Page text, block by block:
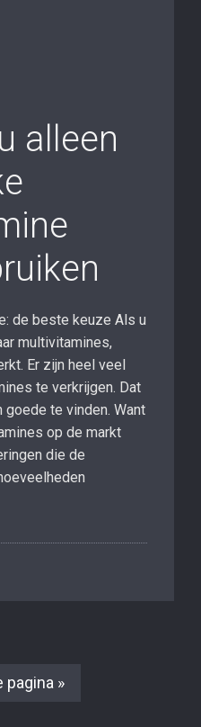
alleen
de beste keuze Als u
multivitamines,
Er zijn heel veel
te verkrijgen. Dat
te vinden. Want
op de markt
die de
pagina »